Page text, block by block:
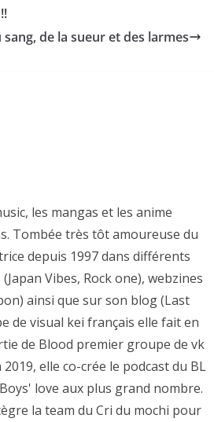
de la sueur et des larmes
les mangas et les anime
Tombée très tôt amoureuse du
depuis 1997 dans différents
Vibes, Rock one), webzines
ainsi que sur son blog (Last
de visual kei français elle fait en
de Blood premier groupe de vk
2019, elle co-crée le podcast du BL
love aux plus grand nombre.
la team du Cri du mochi pour